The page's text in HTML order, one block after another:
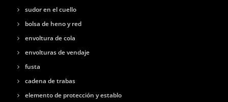
sudor en el cuello
bolsa de heno y red
envoltura de cola
envolturas de vendaje
fusta
cadena de trabas
elemento de protección y establo